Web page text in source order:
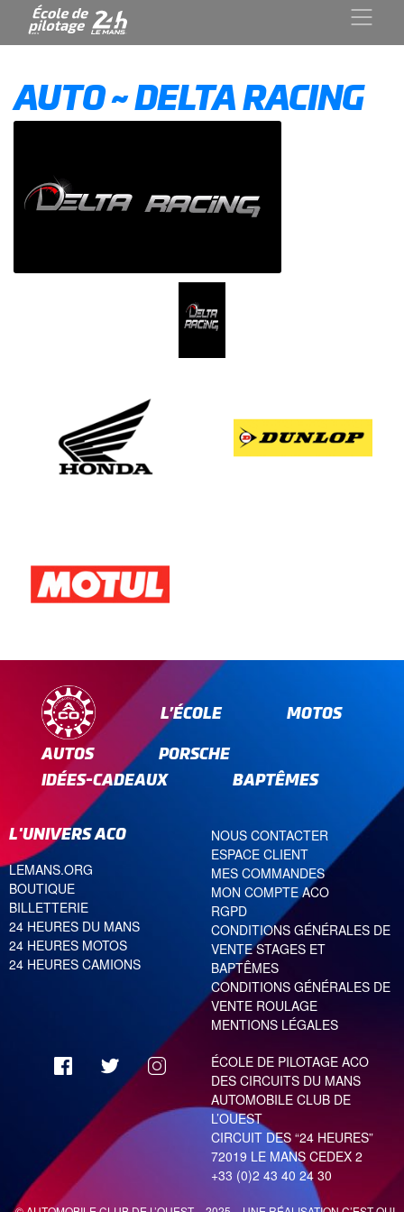
AUTO ~ DELTA RACING
L’ÉCOLE
MOTOS
AUTOS
PORSCHE
IDÉES-CADEAUX
BAPTÊMES
L'UNIVERS ACO
LEMANS.ORG
BOUTIQUE
BILLETTERIE
24 HEURES DU MANS
24 HEURES MOTOS
24 HEURES CAMIONS
NOUS CONTACTER
ESPACE CLIENT
MES COMMANDES
MON COMPTE ACO
RGPD
CONDITIONS GÉNÉRALES DE
VENTE STAGES ET
BAPTÊMES
CONDITIONS GÉNÉRALES DE
VENTE ROULAGE
MENTIONS LÉGALES
ÉCOLE DE PILOTAGE ACO
DES CIRCUITS DU MANS
AUTOMOBILE CLUB DE
L’OUEST
CIRCUIT DES “24 HEURES”
72019 LE MANS CEDEX 2
+33 (0)2 43 40 24 30